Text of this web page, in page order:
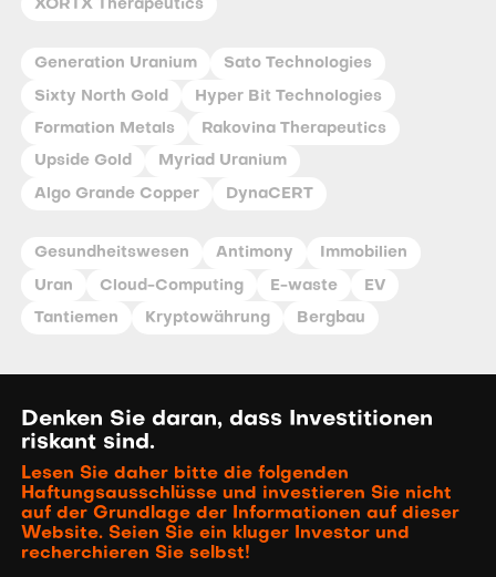
XORTX Therapeutics
Generation Uranium Sato Technologies
Sixty North Gold Hyper Bit Technologies
Formation Metals Rakovina Therapeutics
Upside Gold Myriad Uranium
Algo Grande Copper DynaCERT
Gesundheitswesen Antimony Immobilien
Uran Cloud-Computing E-waste EV
Tantiemen Kryptowährung Bergbau
Denken Sie daran, dass Investitionen
riskant sind.
Lesen Sie daher bitte die folgenden
Haftungsausschlüsse und investieren Sie nicht
auf der Grundlage der Informationen auf dieser
Website. Seien Sie ein kluger Investor und
recherchieren Sie selbst!